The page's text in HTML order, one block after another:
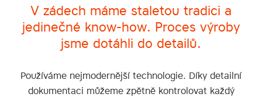
V zádech máme staletou tradici a
jedinečné know‑how. Proces výroby
jsme dotáhli do detailů.
Používáme nejmodernější technologie. Díky detailní
dokumentaci můžeme zpětně kontrolovat každý